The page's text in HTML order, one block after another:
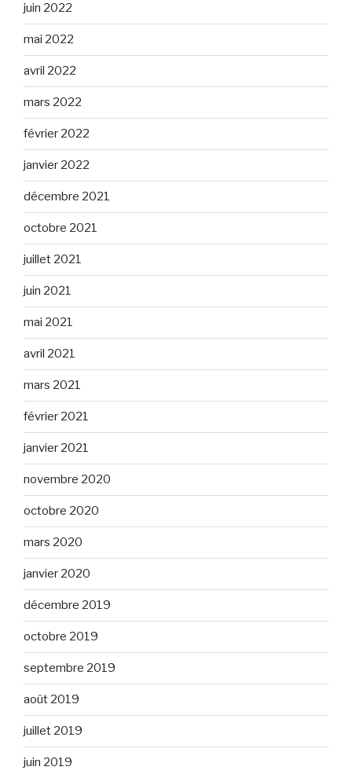
juin 2022
mai 2022
avril 2022
mars 2022
février 2022
janvier 2022
décembre 2021
octobre 2021
juillet 2021
juin 2021
mai 2021
avril 2021
mars 2021
février 2021
janvier 2021
novembre 2020
octobre 2020
mars 2020
janvier 2020
décembre 2019
octobre 2019
septembre 2019
août 2019
juillet 2019
juin 2019